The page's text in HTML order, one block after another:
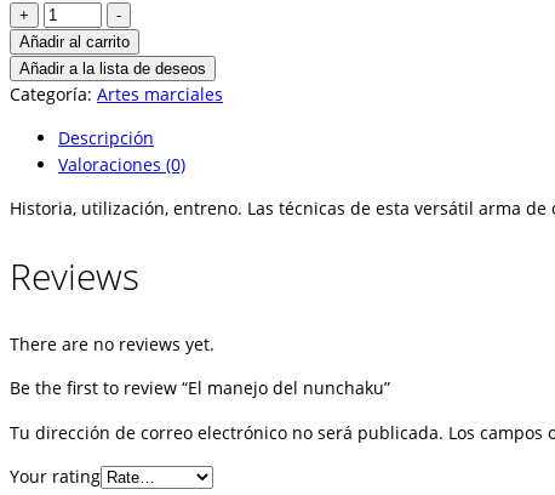
+
El
manejo
del
nunchaku
-
Añadir al carrito
Añadir a la lista de deseos
Categoría: Artes marciales
Descripción
Valoraciones (0)
Historia, utilización, entreno. Las técnicas de esta versátil arma
Reviews
There are no reviews yet.
Be the first to review “El manejo del nunchaku”
Tu dirección de correo electrónico no será publicada. Los campos
Your rating